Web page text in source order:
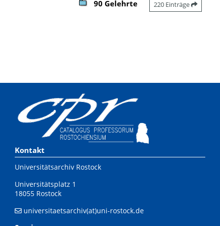
90 Gelehrte 220 Einträge
Kontakt
Universitätsarchiv Rostock
Universitätsplatz 1
18055 Rostock
universitaetsarchiv(at)uni-rostock.de